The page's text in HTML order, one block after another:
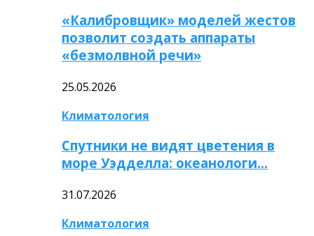
«Калибровщик» моделей жестов
позволит создать аппараты
«безмолвной речи»
25.05.2026
Климатология
Спутники не видят цветения в
море Уэдделла: океанологи…
31.07.2026
Климатология